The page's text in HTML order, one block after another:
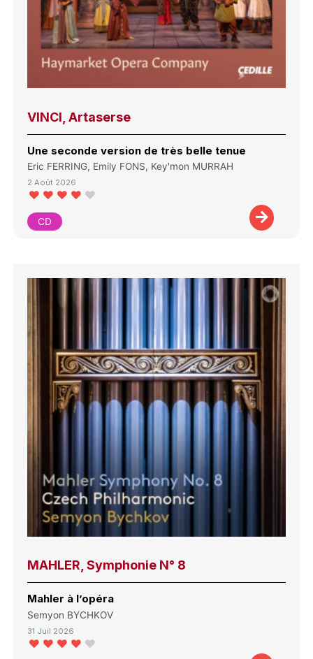
VINCI, Artaserse
Une seconde version de très belle tenue
Eric FERRING, Emily FONS, Key'mon MURRAH
2 Août 2026
CD
MAHLER, Symphonie N° 8
Mahler à l’opéra
Semyon BYCHKOV
31 Juil 2026